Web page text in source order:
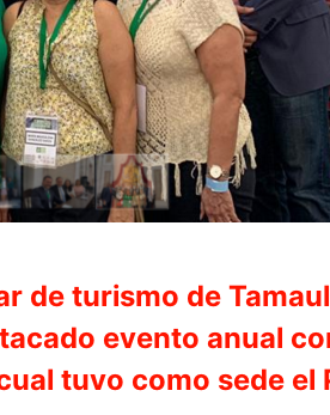
de turismo de
evento anual
tuvo como sede el